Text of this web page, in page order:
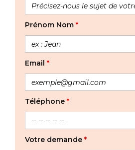
Prénom Nom *
Email *
Téléphone *
Votre demande *